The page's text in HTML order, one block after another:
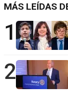
MÁS LEÍDAS
1
2